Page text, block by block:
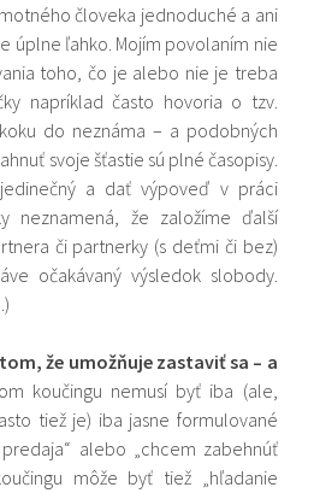
človeka jednoduché a ani
úplne ľahko. Mojím povolaním nie
toho, čo je alebo nie je treba
napríklad často hovoria o tzv.
do neznáma – a podobných
svoje šťastie sú plné časopisy.
a dať výpoveď v práci
neznamená, že založíme ďalší
či partnerky (s deťmi či bez)
očakávaný výsledok slobody.
že umožňuje zastaviť sa – a
koučingu nemusí byť iba (ale,
tiež je) iba jasne formulované
alebo „chcem zabehnúť
môže byť tiež „hľadanie